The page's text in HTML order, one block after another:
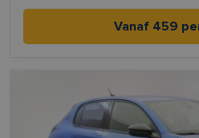
Vanaf 459